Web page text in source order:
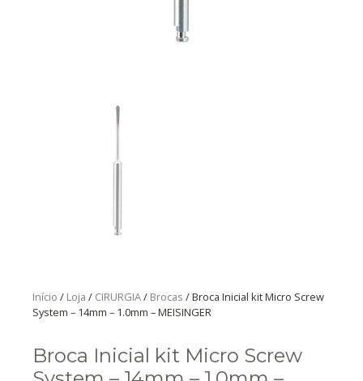
Início / Loja / CIRURGIA/ Brocas / Broca Inicial kit Micro Screw
System – 14mm – 1.0mm – MEISINGER
Broca Inicial kit Micro Screw